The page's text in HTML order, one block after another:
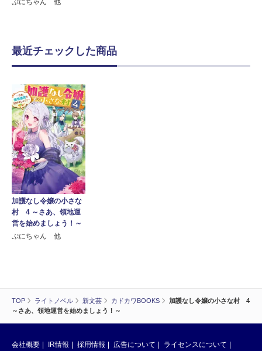
TOP ライトノベル 新文芸 カドカワBOOKS
加護なし令嬢の小さな村 4
～さあ、領地運営を始めましょう！～
ぷにちゃん 他
最近チェックした商品
加護なし令嬢の小さな
村 4 ～さあ、領地運
営を始めましょう！～
ぷにちゃん 他
会社概要 IR情報 採用情報 広告について ライセンスについて